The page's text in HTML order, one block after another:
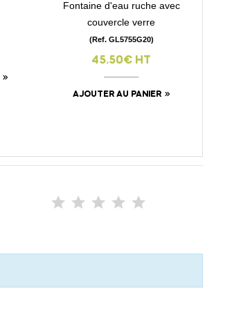
visibility
Fontaine d'eau ruche avec
couvercle verre
(Ref. GL5755G20)
45.50€ HT
AJOUTER AU PANIER